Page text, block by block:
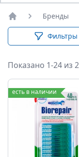
Главная
Бренды
Фильтры
Показано 1-24 из
есть в наличии